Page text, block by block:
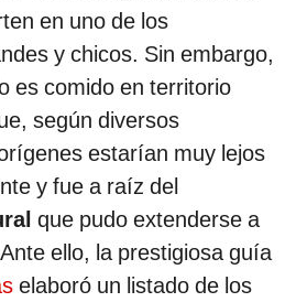
en uno de los
y chicos. Sin embargo,
es comido en territorio
según diversos
estarían muy lejos
y fue a raíz del
que pudo extenderse a
ello, la prestigiosa guía
elaboró un listado de los